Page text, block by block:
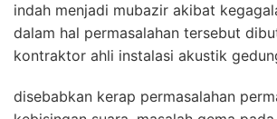
indah menjadi mubazir akibat
dalam hal permasalahan tersebut
kontraktor ahli instalasi akustik
disebabkan kerap permasalahan